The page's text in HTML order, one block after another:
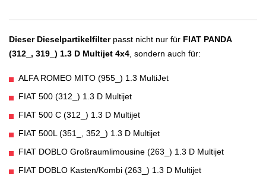
Dieser Dieselpartikelfilterpasst nicht nur für FIAT PANDA
(312_, 319_) 1.3 D Multijet 4x4 , sondern auch für:
ALFA ROMEO MITO (955_) 1.3 MultiJet
FIAT 500 (312_) 1.3 D Multijet
FIAT 500 C (312_) 1.3 D Multijet
FIAT 500L (351_, 352_) 1.3 D Multijet
FIAT DOBLO Großraumlimousine (263_) 1.3 D Multijet
FIAT DOBLO Kasten/Kombi (263_) 1.3 D Multijet